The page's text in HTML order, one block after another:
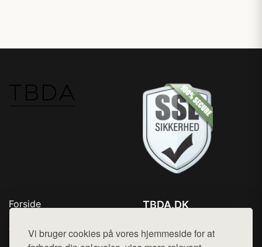
Vi bruger cookies på vores hjemmeside for at
Forside
Top Rabatter
TBDA.DK